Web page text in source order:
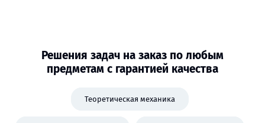
Решения задач на заказ по любым
предметам с гарантией качества
Теоретическая механика